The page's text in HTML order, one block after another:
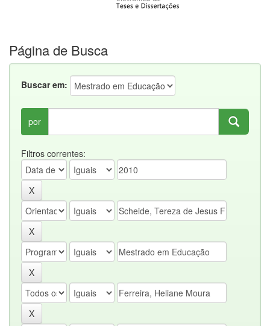
Página de Busca
Buscar em:
por
Filtros correntes: